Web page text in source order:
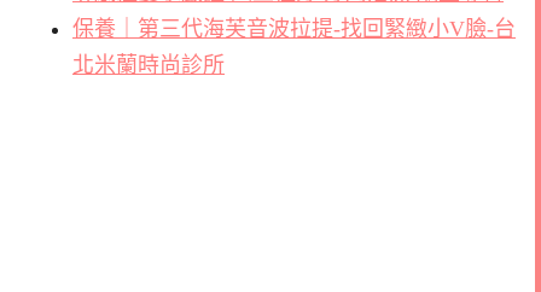
保養｜第三代海芙音波拉提-找回緊緻小V臉-台
北米蘭時尚診所